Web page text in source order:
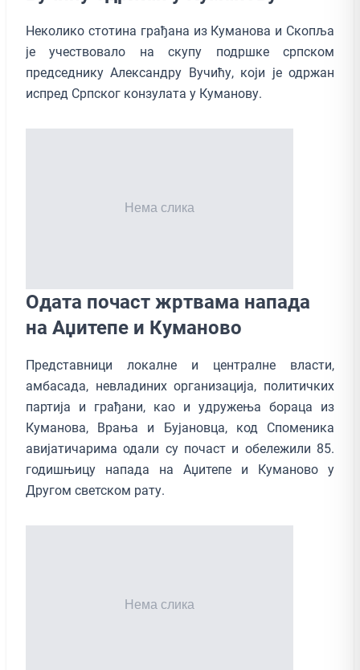
Неколико стотина грађана из Куманова и Скопља
је учествовало на скупу подршке српском
председнику Александру Вучићу, који је одржан
испред Српског конзулата у Куманову.
Одата почаст жртвама напада
на Аџитепе и Куманово
Представници локалне и централне власти,
амбасада, невладиних организација, политичких
партија и грађани, као и удружења бораца из
Куманова, Врања и Бујановца, код Споменика
авијатичарима одали су почаст и обележили 85.
годишњицу напада на Аџитепе и Куманово у
Другом светском рату.